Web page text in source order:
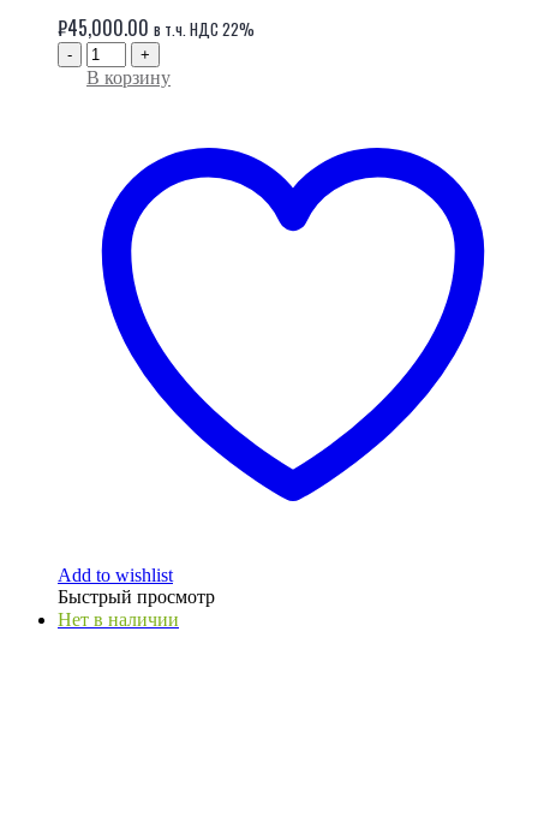
₽45,000.00 в т.ч. НДС 22%
- +
В корзину
Add to wishlist
Быстрый просмотр
Нет в наличии